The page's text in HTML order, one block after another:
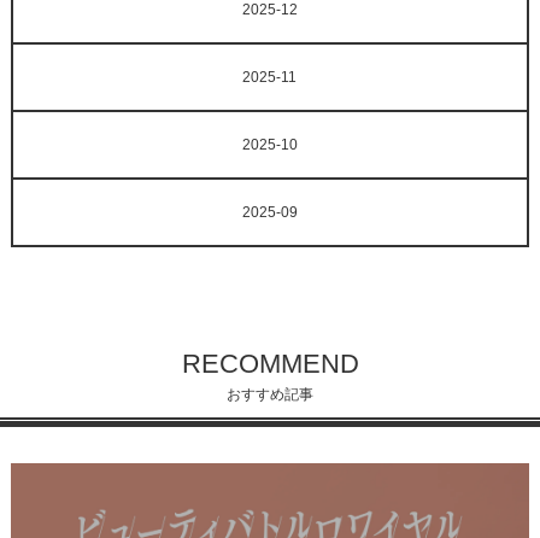
2025-12
2025-11
2025-10
2025-09
RECOMMEND
おすすめ記事